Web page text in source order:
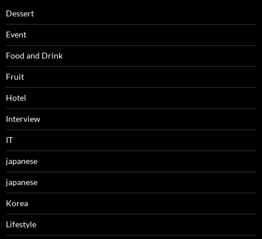
Dessert
Event
Food and Drink
Fruit
Hotel
Interview
IT
japanese
japanese
Korea
Lifestyle